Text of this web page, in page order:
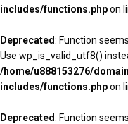
includes/functions.phpon
Deprecated: Function
Use wp_is_valid_utf8()
/home/u888153276/
includes/functions.phpon
Deprecated: Function